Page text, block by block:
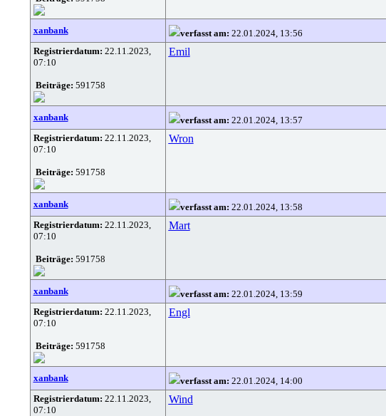
xanbank verfasst am: 22.01.2024, 13:56
Registrierdatum: 22.11.2023,
07:10
Beiträge: 591758
Emil
xanbank verfasst am: 22.01.2024, 13:57
Registrierdatum: 22.11.2023,
07:10
Beiträge: 591758
Wron
xanbank verfasst am: 22.01.2024, 13:58
Registrierdatum: 22.11.2023,
07:10
Beiträge: 591758
Mart
xanbank verfasst am: 22.01.2024, 13:59
Registrierdatum: 22.11.2023,
07:10
Beiträge: 591758
Engl
xanbank verfasst am: 22.01.2024, 14:00
Registrierdatum: 22.11.2023,
07:10
Wind